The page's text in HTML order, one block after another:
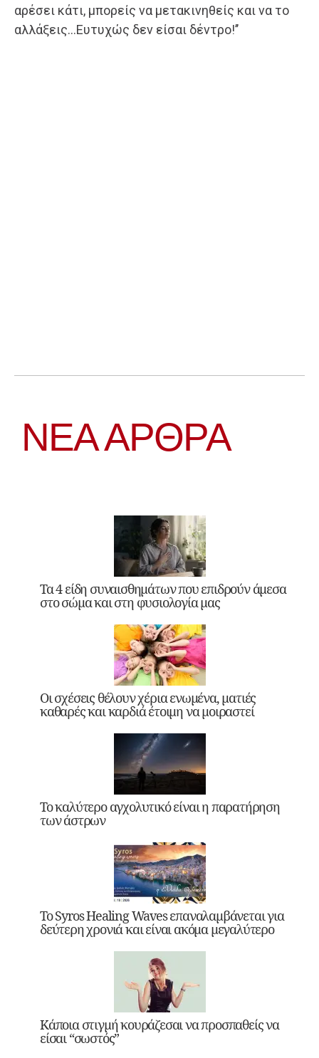
αρέσει κάτι, μπορείς να μετακινηθείς και να το
αλλάξεις…Ευτυχώς δεν είσαι δέντρο!’’
ΝΕΑ ΆΡΘΡΑ
Τα 4 είδη συναισθημάτων που επιδρούν άμεσα
στο σώμα και στη φυσιολογία μας
Οι σχέσεις θέλουν χέρια ενωμένα, ματιές
καθαρές και καρδιά έτοιμη να μοιραστεί
Το καλύτερο αγχολυτικό είναι η παρατήρηση
των άστρων
Το Syros Healing Waves επαναλαμβάνεται για
δεύτερη χρονιά και είναι ακόμα μεγαλύτερο
Κάποια στιγμή κουράζεσαι να προσπαθείς να
είσαι “σωστός”